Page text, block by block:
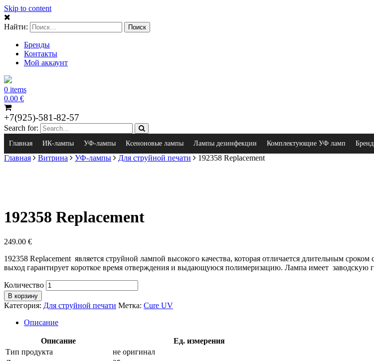
Skip to content
Найти:
Бренды
Контакты
Мой аккаунт
0 items
0.00 €
+7(925)-581-82-57
Search for:
Главная ИК-лампы УФ-лампы Ксеноновые лампы Лампы дезинфекции Комплектующие УФ ламп
Главная Витрина УФ-лампы Для струйной печати 192358 Replacement
192358 Replacement
249.00 €
192358 Replacement является струйной лампой высокого качества, которая отличается длительным
выход гарантирует короткое время отверждения и выдающуюся полимеризацию. Лампа имеет заводскую
Количество
В корзину
Категория: Для струйной печати Метка: Cure UV
Описание
Описание
Ед. измерения
Тип продукта
не оригинал